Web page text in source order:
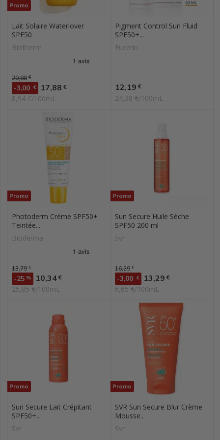
Promo
Lait Solaire Waterlover
SPF50
Biotherm
Prix de base
20,88 €
-3,00 € Prix
17,88 €
8,94 €/100mL
Pigment Control Sun Fluid
SPF50+...
Eucerin
Prix
12,19 €
24,38 €/100mL
Promo
Photoderm Crème SPF50+
Teintée...
Bioderma
Prix de base
13,79 €
-25 % Prix
10,34€
25,85 €/100mL
Promo
Sun Secure Huile Sèche
SPF50 200 ml
Svr
Prix de base
16,29 €
-3,00 € Prix
13,29 €
6,65 €/100mL
Promo
Sun Secure Lait Crépitant
SPF50+...
Svr
Promo
SVR Sun Secure Blur Crème
Mousse...
Svr